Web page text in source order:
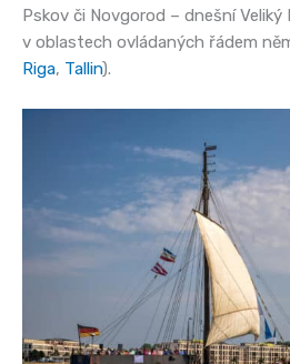
Pskov či Novgorod – dnešní
v oblastech ovládaných řádem
Riga, Tallin).